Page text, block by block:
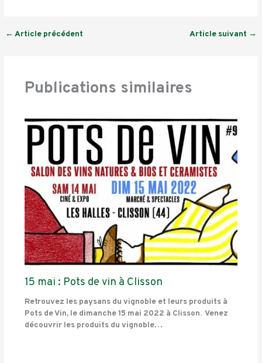
← Article précédent Article suivant →
Publications similaires
15 mai : Pots de vin à Clisson
Retrouvez les paysans du vignoble et leurs produits à
Pots de Vin, le dimanche 15 mai 2022 à Clisson. Venez
découvrir les produits du vignoble…